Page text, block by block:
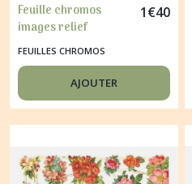
Feuille chromos
images relief
découpage collage
CHEVAUX 7236
1€40
FEUILLES CHROMOS
AJOUTER
résultats